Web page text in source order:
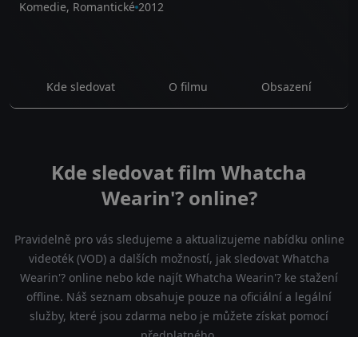
Komedie, Romantické 2012
Kde sledovat O filmu Obsazení
Kde sledovat film Whatcha
Wearin'? online?
Pravidelně pro vás sledujeme a aktualizujeme nabídku online
videoték (VOD) a dalších možností, jak sledovat Whatcha
Wearin'? online nebo kde najít Whatcha Wearin'? ke stažení
offline. Náš seznam obsahuje pouze na oficiální a legální
služby, které jsou zdarma nebo je můžete získat pomocí